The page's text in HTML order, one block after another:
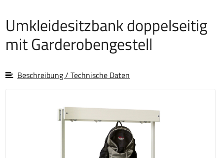
Umkleidesitzbank doppelseitig
mit Garderobengestell
Beschreibung / Technische Daten